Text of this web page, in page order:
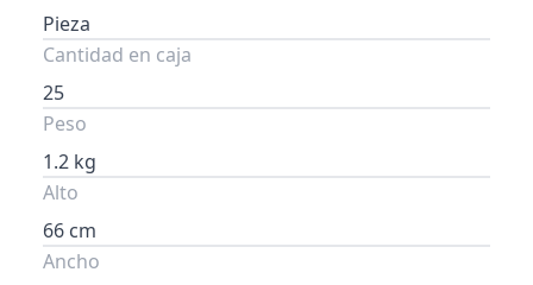
Pieza
Cantidad en caja
25
Peso
1.2 kg
Alto
66 cm
Ancho